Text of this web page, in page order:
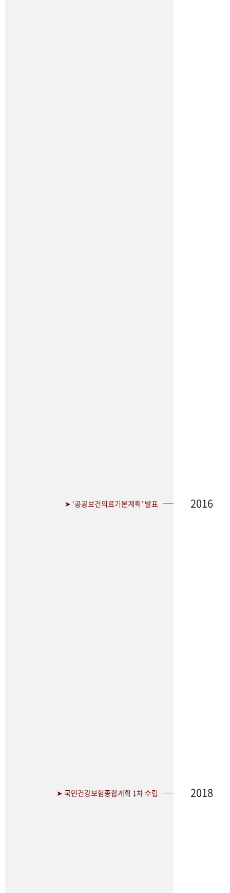
➤ ‘공공보건의료기본계획’ 발표 2016
➤ 국민건강보험종합계획 1차 수립 2018